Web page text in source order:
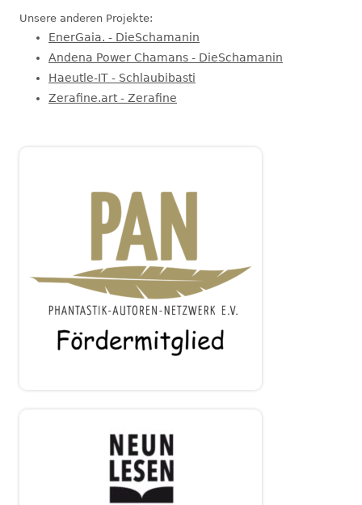
Unsere anderen Projekte:
EnerGaia. - DieSchamanin
Andena Power Chamans - DieSchamanin
Haeutle-IT - Schlaubibasti
Zerafine.art - Zerafine